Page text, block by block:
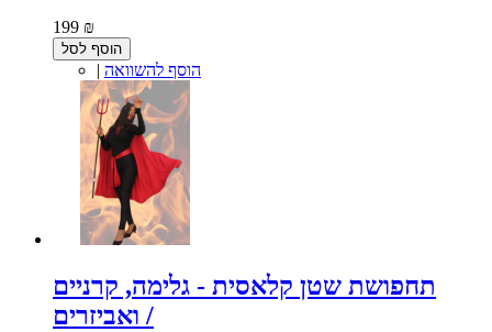
199 ₪
הוסף לסל
| הוסף להשוואה
תחפושת שטן קלאסית - גלימה, קרניים
ואביזרים /